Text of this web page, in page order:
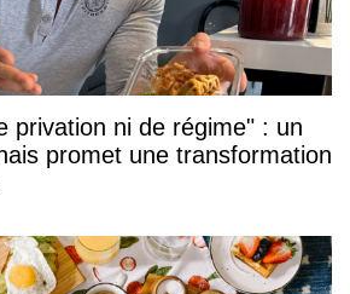
privation ni de régime" : un
promet une transformation